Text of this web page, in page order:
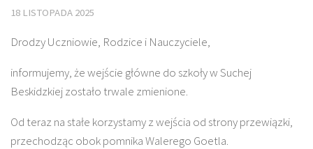
18 LISTOPADA 2025
Drodzy Uczniowie, Rodzice i Nauczyciele,
informujemy, że wejście główne do szkoły w Suchej
Beskidzkiej zostało trwale zmienione.
Od teraz na stałe korzystamy z wejścia od strony przewiązki,
przechodząc obok pomnika Walerego Goetla.